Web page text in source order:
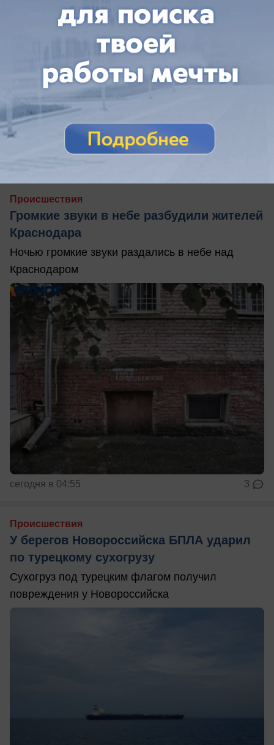
Происшествия
Громкие звуки в небе разбудили жителей
Краснодара
Ночью громкие звуки раздались в небе над
Краснодаром
сегодня в 04:55 3
Происшествия
У берегов Новороссийска БПЛА ударил
по турецкому сухогрузу
Сухогруз под турецким флагом получил
повреждения у Новороссийска